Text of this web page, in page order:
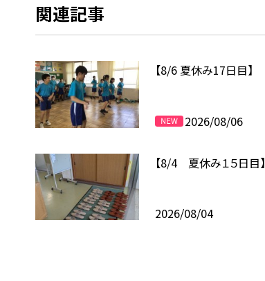
関連記事
【8/6 夏休み17日目】
2026/08/06
【8/4 夏休み１５日目】
2026/08/04